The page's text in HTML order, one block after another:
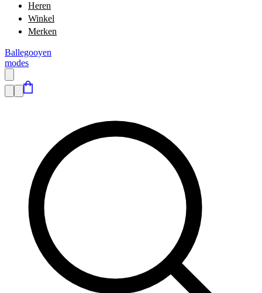
Heren
Winkel
Merken
Ballegooyen
modes